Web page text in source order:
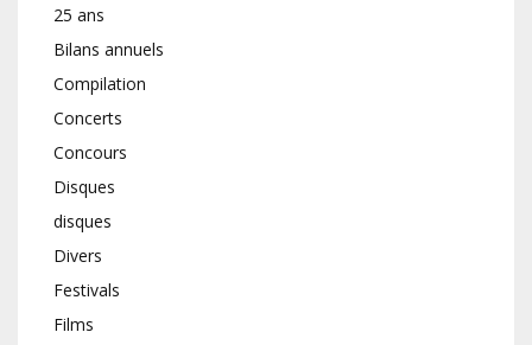
25 ans
Bilans annuels
Compilation
Concerts
Concours
Disques
disques
Divers
Festivals
Films